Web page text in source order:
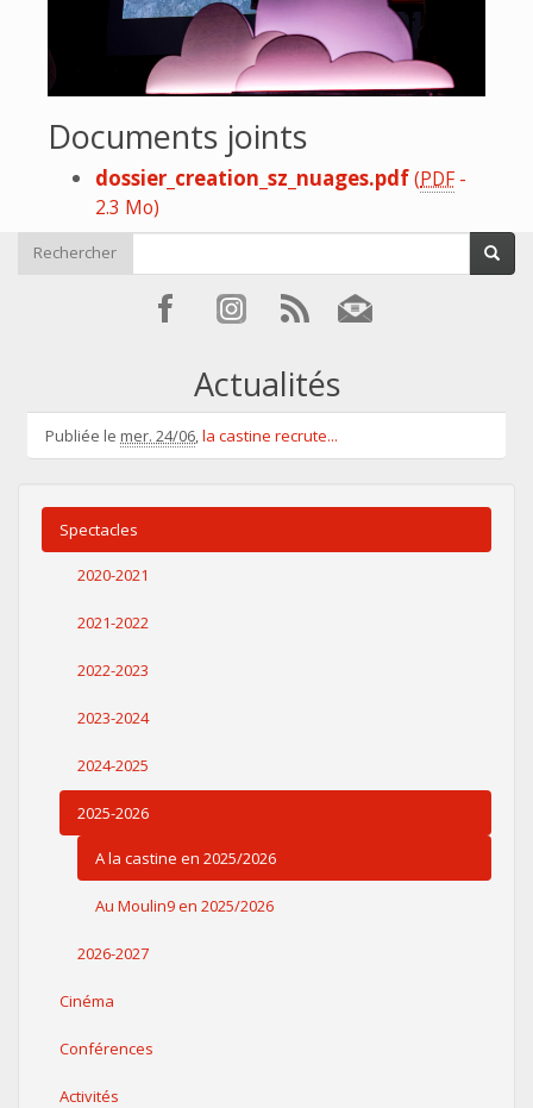
Documents joints
dossier_creation_sz_nuages.pdf(PDF -
2.3 Mo)
Rechercher
Actualités
Publiée le mer. 24/06,la castine recrute...
Spectacles
2020-2021
2021-2022
2022-2023
2023-2024
2024-2025
2025-2026
A la castine en 2025/2026
Au Moulin9 en 2025/2026
2026-2027
Cinéma
Conférences
Activités